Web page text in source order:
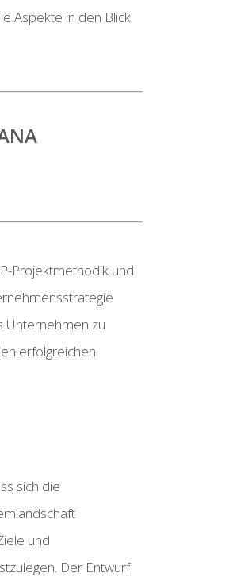
Aspekte in den Blick
Projektmethodik und
Unternehmen zu
erfolgreichen
sich die
und
Der Entwurf